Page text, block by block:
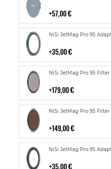
57,00 €
NiSi JetMag Pro 95
35,00 €
Lisää
NiSi JetMag Pro 95
179,00 €
Lisää
NiSi JetMag Pro 95 Filter
149,00 €
Lisää
NiSi JetMag Pro 95
35,00 €
Lisää